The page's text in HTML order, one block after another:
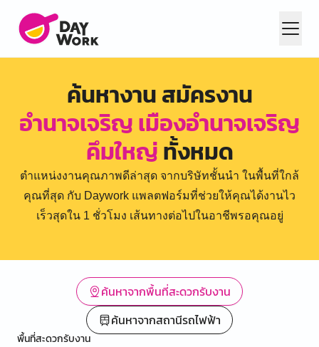
ค้นหางาน สมัครงาน
อำนาจเจริญ เมืองอำนาจเจริญ
คึมใหญ่ทั้งหมด
ตำแหน่งงานคุณภาพดีล่าสุด จากบริษัทชั้นนำ ในพื้นที่ใกล้
คุณที่สุด กับ Daywork แพลตฟอร์มที่ช่วยให้คุณได้งานไว
เร็วสุดใน 1 ชั่วโมง เส้นทางต่อไปในอาชีพรอคุณอยู่
ค้นหาจากพื้นที่สะดวกรับงาน
ค้นหาจากสถานีรถไฟฟ้า
พื้นที่สะดวกรับงาน